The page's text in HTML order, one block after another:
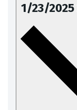
1/23/2025